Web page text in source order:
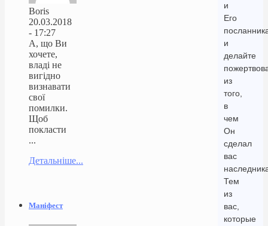
и
Его
и
делайте
из
того,
в
чем
Он
сделал
вас
Тем
из
вас,
которые
Boris
20.03.2018
- 17:27
А, що Ви
хочете,
владі не
вигідно
визнавати
свої
помилки.
Щоб
покласти
...
Детальніше...
Маніфест